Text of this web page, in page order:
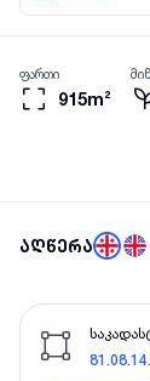
915m²
ფართი
აღწერა